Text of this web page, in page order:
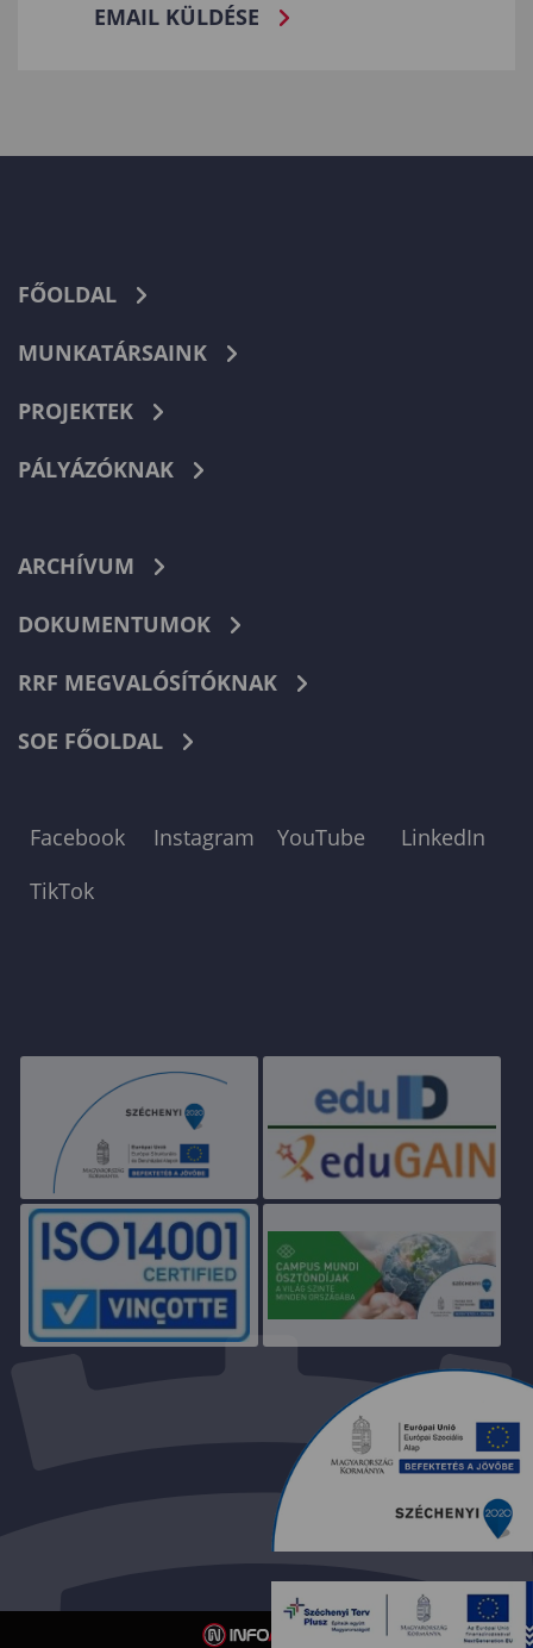
EMAIL KÜLDÉSE
FŐOLDAL
MUNKATÁRSAINK
PROJEKTEK
PÁLYÁZÓKNAK
ARCHÍVUM
DOKUMENTUMOK
RRF MEGVALÓSÍTÓKNAK
SOE FŐOLDAL
Facebook Instagram YouTube
LinkedIn
TikTok